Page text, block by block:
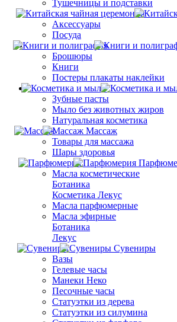
Тушечницы и подставки
Аксессуары
Посуда
Брошюры
Книги
Постеры плакаты наклейки
Зубные пасты
Мыло без животных жиров
Натуральная косметика
Массаж
Товары для массажа
Шары здоровья
Масла косметические
Ботаника
Косметика Лекус
Масла парфюмерные
Масла эфирные
Ботаника
Лекус
Сувениры
Вазы
Гелевые часы
Манеки Неко
Песочные часы
Статуэтки из дерева
Статуэтки из силумина